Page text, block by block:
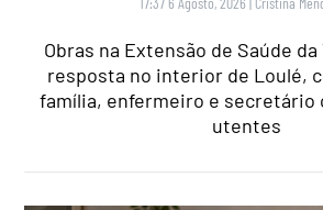
Obras na Extensão de Saúde
resposta no interior de Loulé,
família, enfermeiro e secretário
utentes